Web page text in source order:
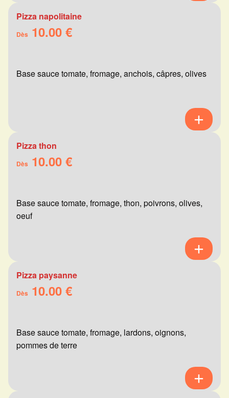
Pizza napolitaine
Dès 10.00 €
Base sauce tomate, fromage, anchois, câpres, olives
Pizza thon
Dès 10.00 €
Base sauce tomate, fromage, thon, poivrons, olives,
oeuf
Pizza paysanne
Dès 10.00 €
Base sauce tomate, fromage, lardons, oignons,
pommes de terre